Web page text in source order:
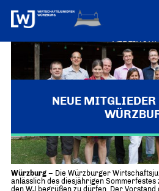
ÜBER UNS
WER WIR SIND & DER VORSITZ
Über uns
Forum „Junge Wirtschaft“ –
Mitglieder
UNSER NETZWERK
TERMINE
PROJEKTE
NEUE MITGLIEDER
Sommerfest der Wirtschaftsjunioren
Würzburg – Die Würzburger
anlässlich des diesjährigen
den WJ begrüßen zu dürfen. Der